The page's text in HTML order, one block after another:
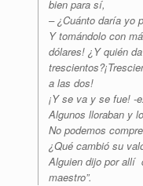
bien para sí,
– ¿Cuánto daría yo
Y tomándolo con
dólares! ¿Y quién
a las dos!
¡Y se va y se fue! -
Algunos lloraban y
No podemos
¿Qué cambió su
Alguien dijo por allí
maestro”.